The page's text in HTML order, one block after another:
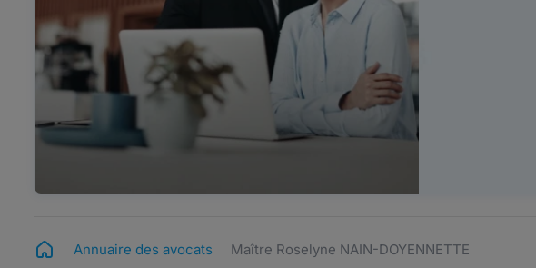
Annuaire des avocats Maître Roselyne NAIN-DOYENNETTE